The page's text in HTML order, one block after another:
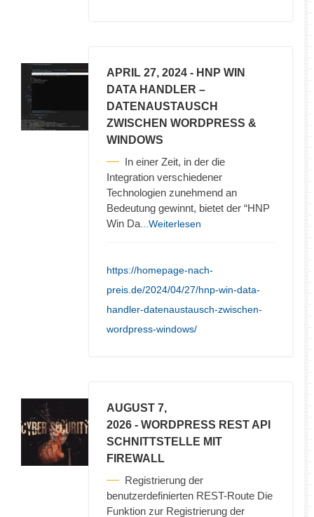
APRIL 27, 2024 - HNP WIN
DATA HANDLER –
DATENAUSTAUSCH
ZWISCHEN WORDPRESS &
WINDOWS
In einer Zeit, in der die
Integration verschiedener
Technologien zunehmend an
Bedeutung gewinnt, bietet der “HNP
Win Da ...Weiterlesen
https://homepage-nach-
preis.de/2024/04/27/hnp-win-data-
handler-datenaustausch-zwischen-
wordpress-windows/
AUGUST 7,
2026 - WORDPRESS REST API
SCHNITTSTELLE MIT
FIREWALL
Registrierung der
benutzerdefinierten REST-Route Die
Funktion zur Registrierung der